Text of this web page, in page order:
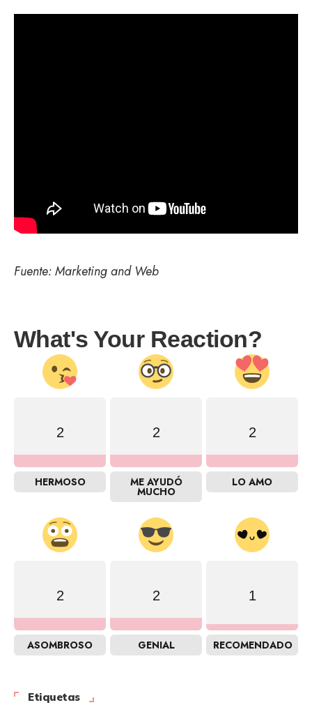
Fuente:Marketing and Web
What's Your Reaction?
2
HERMOSO
2
ME AYUDÓ
MUCHO
2
LO AMO
2
ASOMBROSO
2
GENIAL
1
RECOMENDADO
Etiquetas